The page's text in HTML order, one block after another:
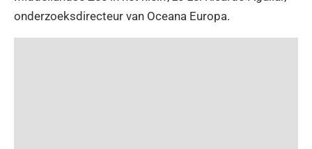
onderzoeksdirecteur van Oceana Europa.